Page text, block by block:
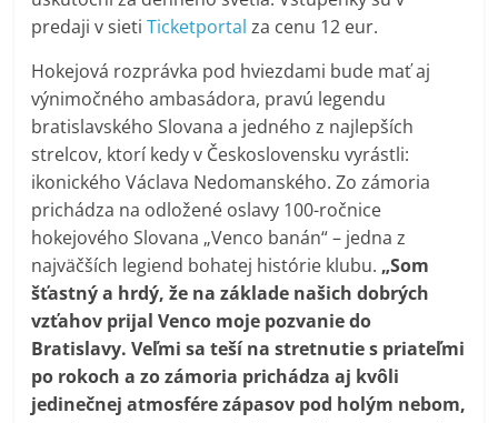
predaji v sietiTicketportal za cenu 12 eur.
Hokejová rozprávka pod hviezdami bude mať aj
výnimočného ambasádora, pravú legendu
bratislavského Slovana a jedného z najlepších
strelcov, ktorí kedy v Československu vyrástli:
ikonického Václava Nedomanského. Zo zámoria
prichádza na odložené oslavy 100-ročnice
hokejového Slovana „Venco banán“ – jedna z
najväčších legiend bohatej histórie klubu. „Som
šťastný a hrdý, že na základe našich dobrých
vzťahov prijal Venco moje pozvanie do
Bratislavy. Veľmi sa teší na stretnutie s priateľmi
po rokoch a zo zámoria prichádza aj kvôli
jedinečnej atmosfére zápasov pod holým nebom,